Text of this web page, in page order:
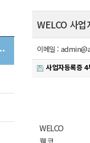
WELCO 사
이메일 :
사업자등록증
WELCO